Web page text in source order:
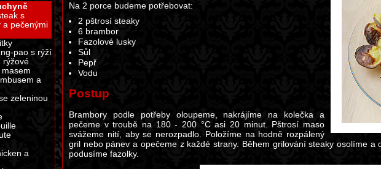
Na 2 porce budeme potřebovat:
2 pštrosí steaky
6 brambor
Fazolové lusky
Sůl
Pepř
Vodu
Postup
Brambory podle potřeby oloupeme, nakrájíme na kolečka a
pečeme v troubě na 180 - 200 °C asi 20 minut. Pštrosí maso
svážeme nití, aby se nerozpadlo. Položíme na hodně rozpálený
gril nebo pánev a opečeme z každé strany. Během grilování steaky osolíme
podusíme fazolky.
s
a pečenými
pao s rýží
rýžové
a
zeleninou
a